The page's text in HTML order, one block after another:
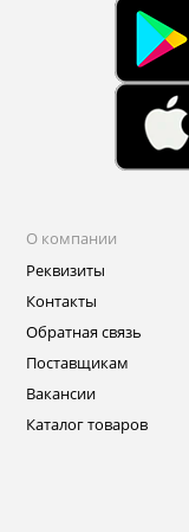
О компании
Реквизиты
Контакты
Обратная связь
Поставщикам
Вакансии
Каталог товаров